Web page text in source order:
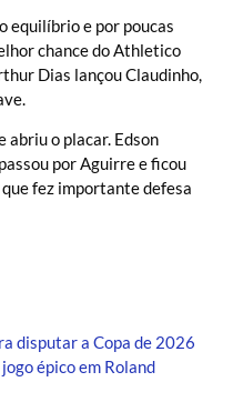
equilíbrio e por poucas
chance do Athletico
Dias lançou Claudinho,
abriu o placar. Edson
por Aguirre e ficou
fez importante defesa
disputar a Copa de 2026
épico em Roland